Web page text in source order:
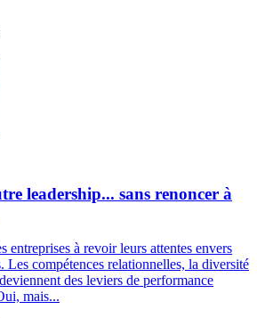
leadership... sans renoncer à
entreprises à revoir leurs attentes envers
Les compétences relationnelles, la diversité
des leviers de performance
mais...